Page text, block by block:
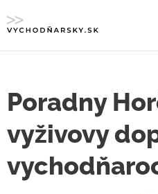
Poradny
vyživovy